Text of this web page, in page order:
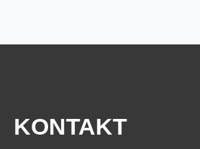
KONTAKT